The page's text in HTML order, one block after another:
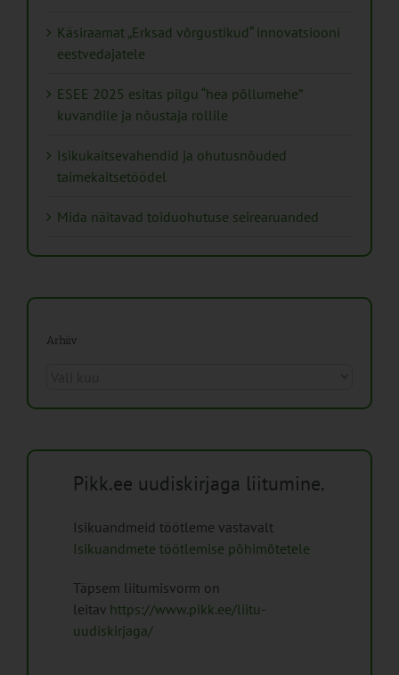
Käsiraamat „Erksad võrgustikud“ innovatsiooni
eestvedajatele
ESEE 2025 esitas pilgu “hea põllumehe”
kuvandile ja nõustaja rollile
Isikukaitsevahendid ja ohutusnõuded
taimekaitsetöödel
Mida näitavad toiduohutuse seirearuanded
Arhiiv
Pikk.ee uudiskirjaga liitumine.
Isikuandmeid töötleme vastavalt
Isikuandmete töötlemise põhimõtetele
Täpsem liitumisvorm on
leitav https://www.pikk.ee/liitu-
uudiskirjaga/